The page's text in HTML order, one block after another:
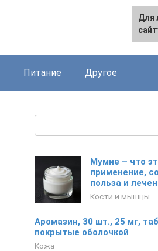
Питание Другое
Мумие – что
применение,
польза и
Кости и мышцы
Аромазин, 30 шт., 25 мг,
покрытые оболочкой
Кожа
Для